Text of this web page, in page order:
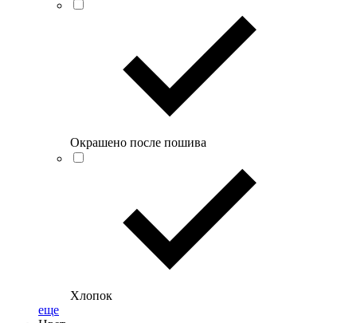
Окрашено после пошива
Хлопок
еще